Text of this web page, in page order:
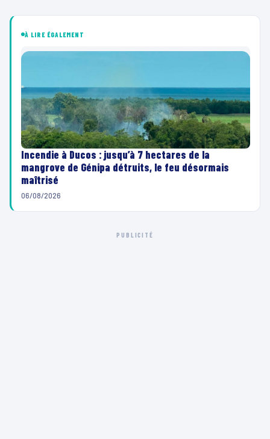
À LIRE ÉGALEMENT
Incendie à Ducos : jusqu’à 7 hectares de la
mangrove de Génipa détruits, le feu désormais
maîtrisé
06/08/2026
PUBLICITÉ